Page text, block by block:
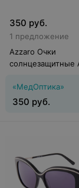
350 руб.
1 предложение
Azzaro Очки
солнцезащитные
«МедОптика»
350 руб.